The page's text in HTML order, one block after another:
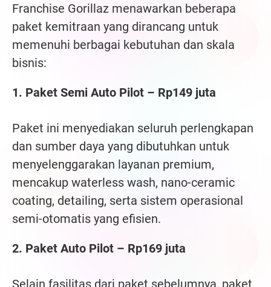
Franchise Gorillaz menawarkan beberapa
paket kemitraan yang dirancang untuk
memenuhi berbagai kebutuhan dan skala
bisnis:
1. Paket Semi Auto Pilot – Rp149 juta
Paket ini menyediakan seluruh perlengkapan
dan sumber daya yang dibutuhkan untuk
menyelenggarakan layanan premium,
mencakup waterless wash, nano-ceramic
coating, detailing, serta sistem operasional
semi-otomatis yang efisien.
2. Paket Auto Pilot – Rp169 juta
Selain fasilitas dari paket sebelumnya, paket